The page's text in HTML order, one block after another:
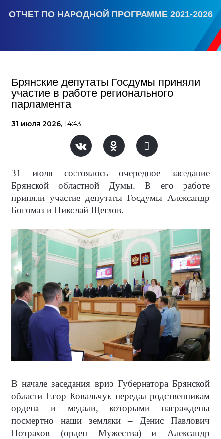
ОТЧЕТ ПО НАРОДНОЙ ПРОГРАММЕ 2021-2026
Брянские депутаты Госдумы приняли
участие в работе регионального
парламента
31 июля 2026, 14:43
31 июля состоялось очередное заседание
Брянской областной Думы. В его работе
приняли участие депутаты Госдумы Александр
Богомаз и Николай Щеглов.
В начале заседания врио Губернатора Брянской
области Егор Ковальчук передал родственникам
ордена и медали, которыми награждены
посмертно наши земляки – Денис Павлович
Потрахов (орден Мужества) и Александр